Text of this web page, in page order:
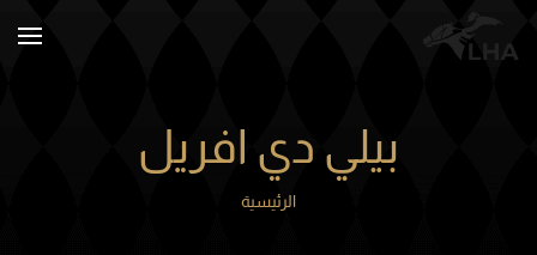
بيلي دي افريل
الرئيسية